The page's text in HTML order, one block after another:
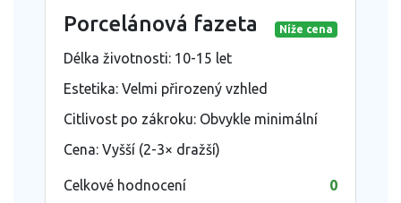
Porcelánová fazeta Níže cena
Délka životnosti: 10-15 let
Estetika: Velmi přirozený vzhled
Citlivost po zákroku: Obvykle minimální
Cena: Vyšší (2-3× dražší)
Celkové hodnocení 0